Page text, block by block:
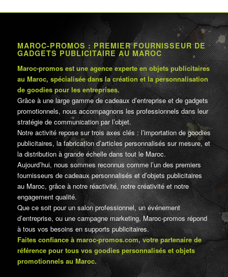
MAROC-PROMOS : PREMIER FOURNISSEUR DE
GADGETS PUBLICITAIRE AU MAROC
Maroc-promos est une agence experte en objets publicitaires
au Maroc, spécialisée dans la création et la personnalisation
de goodies pour les entreprises.
Grâce à une large gamme de cadeaux d’entreprise et de gadgets
promotionnels, nous accompagnons les professionnels dans leur
stratégie de communication par l’objet.
Notre activité repose sur trois axes clés : l’importation de goodies
publicitaires, la fabrication d’articles personnalisés sur mesure, et
la distribution à grande échelle dans tout le Maroc.
Aujourd’hui, nous sommes reconnus comme l’un des premiers
fournisseurs de cadeaux personnalisés et d’objets publicitaires
au Maroc, grâce à notre réactivité, notre créativité et notre
engagement qualité.
Que ce soit pour un salon professionnel, un événement
d’entreprise, ou une campagne marketing, Maroc-promos répond
à tous vos besoins en supports publicitaires.
Faites confiance à maroc-promos.com, votre partenaire de
référence pour tous vos goodies personnalisés et objets
promotionnels au Maroc.